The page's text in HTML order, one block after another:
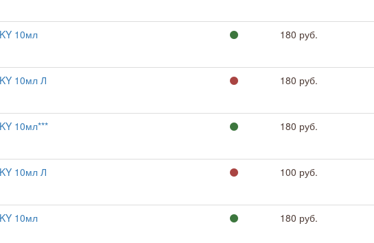
10мл 180 руб.
10мл Л 180 руб.
10мл*** 180 руб.
10мл Л 100 руб.
10мл 180 руб.